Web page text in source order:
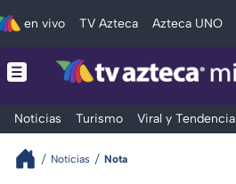
en vivo TV Azteca Azteca UNO
Noticias Turismo Viral y Tendencia
Noticias Nota